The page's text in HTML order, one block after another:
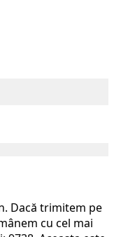
Dacă trimitem pe
cu cel mai